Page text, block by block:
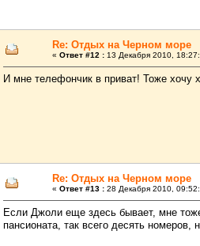
Re: Отдых на Черном море
« Ответ #12 : 13 Декабря 2010,
И мне телефончик в приват! Тоже хочу
Re: Отдых на Черном море
« Ответ #13 : 28 Декабря 2010,
Если Джоли еще здесь бывает, мне
пансионата, так всего десять номеров,